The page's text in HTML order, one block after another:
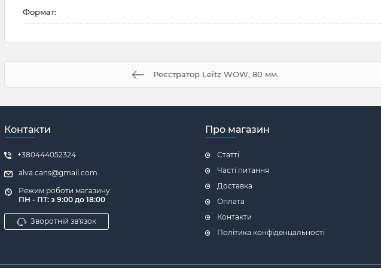
Формат:
Реєстратор Leitz WOW, 80 мм.
Контакти
+380444052324
alva.cans@gmail.com
Режим роботи магазину:
ПН - ПТ: з 9:00 до 18:00
Зворотній зв'язок
Про магазин
Статті
Часті питання
Доставка
Оплата
Контакти
Політика конфіденцальності